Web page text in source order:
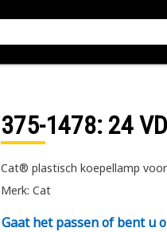
375-1478: 24
Cat® plastisch koepellamp
Merk: Cat
Gaat het passen of bent u